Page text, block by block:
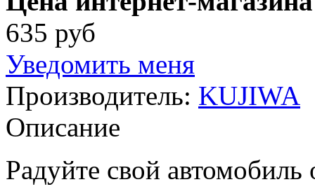
635 руб
Уведомить меня
Производитель: KUJIWA
Описание
Радуйте свой